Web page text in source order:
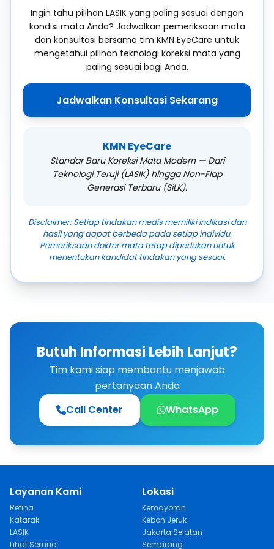
Ingin tahu pilihan LASIK yang paling sesuai dengan
kondisi mata Anda? Jadwalkan pemeriksaan mata
dan konsultasi bersama tim KMN EyeCare untuk
mengetahui pilihan teknologi koreksi mata yang
paling sesuai bagi Anda.
Jadwalkan Konsultasi Sekarang
KMN EyeCare
Standar Baru Koreksi Mata Modern — Dari
Teknologi Teruji (LASIK) hingga Non-Flap
Generasi Terbaru (SiLK).
Disclaimer: Setiap tindakan medis memiliki indikasi dan
hasil yang dapat berbeda pada setiap individu.
Pemeriksaan dokter mata tetap diperlukan untuk
menentukan kandidat tindakan yang sesuai.
Butuh Informasi Lebih Lanjut?
Tim kami siap membantu menjawab
pertanyaan Anda
Call Center
WhatsApp
Layanan Kami
Retina
Katarak
LASIK
Lihat Semua
Lokasi
Kemayoran
Kebon Jeruk
Jakarta Selatan
Semarang